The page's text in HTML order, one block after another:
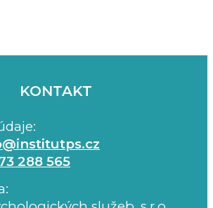
KONTAKT
288 565